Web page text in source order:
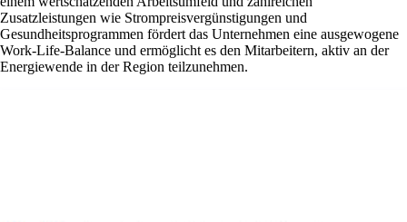
Zusatzleistungen wie Strompreisvergünstigungen und
Gesundheitsprogrammen fördert das Unternehmen eine ausgewogene
Work-Life-Balance und ermöglicht es den Mitarbeitern, aktiv an der
Energiewende in der Region teilzunehmen.